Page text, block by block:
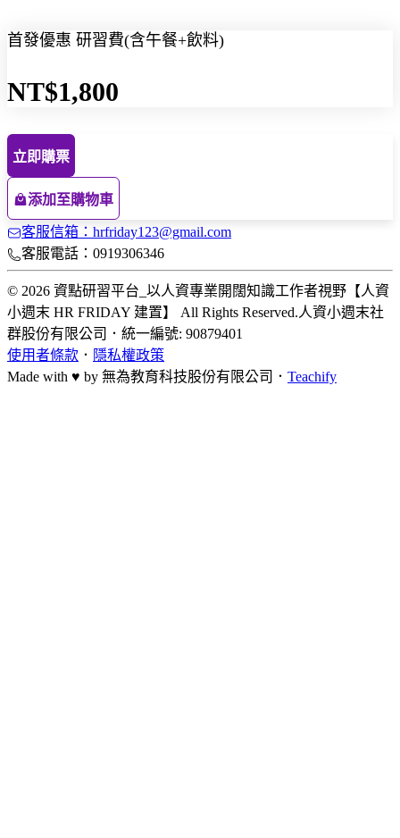
首發優惠 研習費(含午餐+飲料)
NT$1,800
立即購票
添加至購物車
客服信箱：hrfriday123@gmail.com
客服電話：0919306346
© 2026 資點研習平台_以人資專業開闊知識工作者視野【人資
小週末 HR FRIDAY 建置】 All Rights Reserved.人資小週末社
群股份有限公司 ． 統一編號: 90879401
使用者條款 ． 隱私權政策
Made with ♥ by 無為教育科技股份有限公司． Teachify